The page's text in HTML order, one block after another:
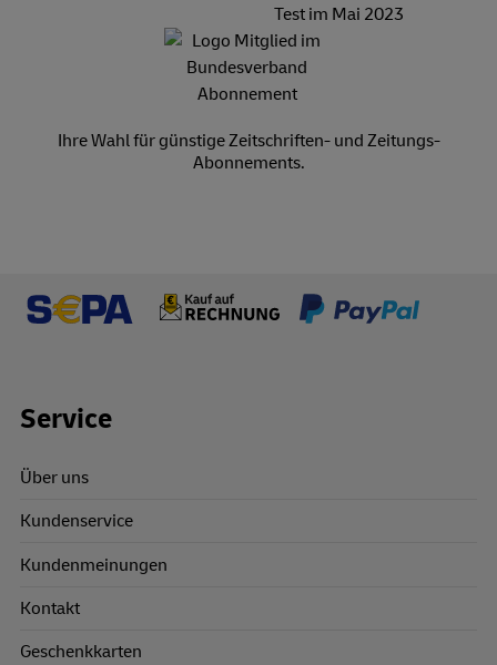
Ihre Wahl für günstige Zeitschriften- und Zeitungs-
Abonnements.
Footer Links
Service
Über uns
Kundenservice
Kundenmeinungen
Kontakt
Geschenkkarten